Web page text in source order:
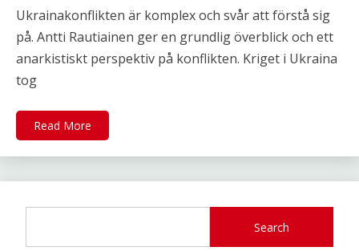
Ukrainakonflikten är komplex och svår att förstå sig
på. Antti Rautiainen ger en grundlig överblick och ett
anarkistiskt perspektiv på konflikten. Kriget i Ukraina
tog
Read More
Search